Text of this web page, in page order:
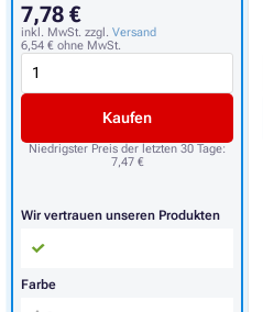
7,78 €
inkl. MwSt. zzgl. Versand
6,54 € ohne MwSt.
Kaufen
Niedrigster Preis der letzten 30 Tage:
7,47 €
Wir vertrauen unseren Produkten
Farbe